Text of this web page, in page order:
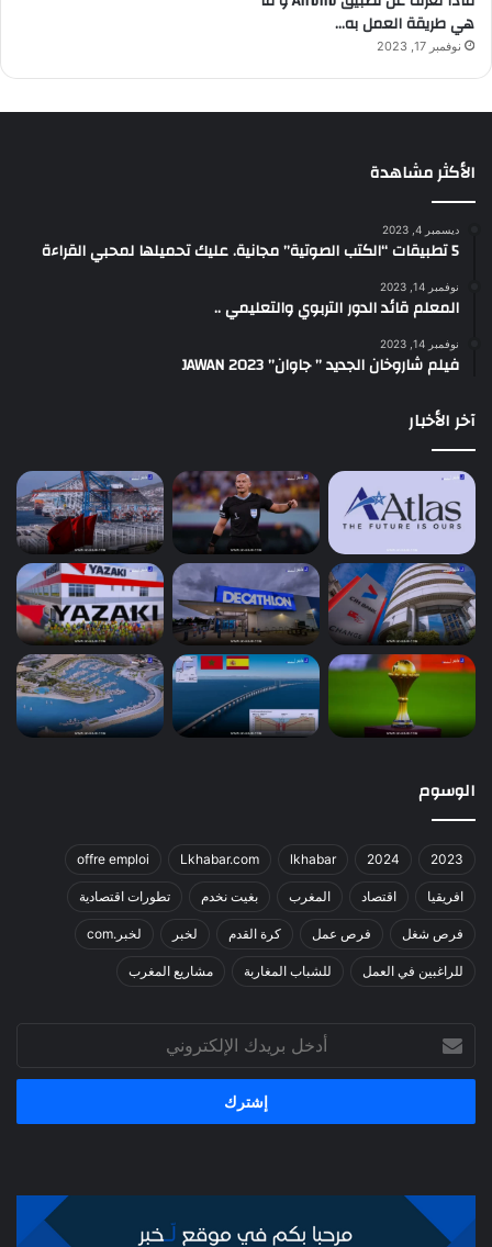
هي طريقة العمل به…
نوفمبر 17, 2023
الأكثر مشاهدة
ديسمبر 4, 2023
5 تطبيقات “الكتب الصوتية” مجانية. عليك تحميلها لمحبي القراءة
نوفمبر 14, 2023
المعلم قائد الدور التربوي والتعليمي ..
نوفمبر 14, 2023
فيلم شاروخان الجديد ” جاوان” JAWAN 2023
آخر الأخبار
الوسوم
2023
2024
lkhabar
Lkhabar.com
offre emploi
افريقيا اقتصاد المغرب بغيت نخدم تطورات اقتصادية
فرص شغل فرص عمل كرة القدم لخبر لخبر.com
للراغبين في العمل للشباب المغاربة مشاريع المغرب
بريدك
الإلكتروني